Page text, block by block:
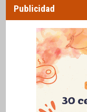
Publicidad